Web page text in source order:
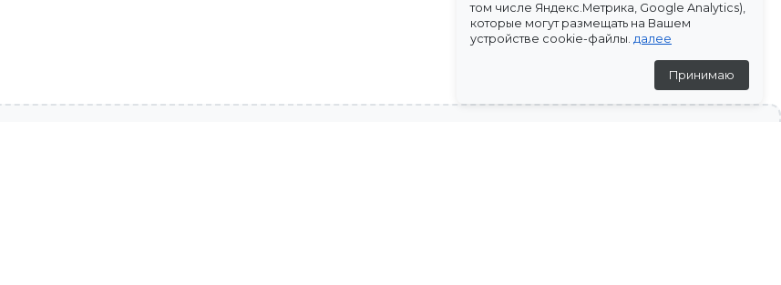
том числе Яндекс.Метрика, Google Analytics),
которые могут размещать на Вашем
устройстве cookie-файлы. далее
Принимаю